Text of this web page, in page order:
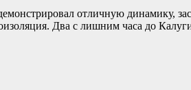
отличную динамику,
Два с лишним часа до